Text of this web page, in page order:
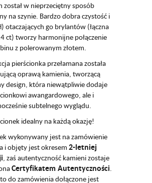
został w nieprzeciętny sposób
na szynie. Bardzo dobra czystość i
otaczających go brylantów (łączna
ct) tworzy harmonijne połączenie
z polerowanym złotem.
pierścionka przełamana została
oprawą kamienia, tworzącą
design, która niewątpliwie dodaje
awangardowego, ale i
subtelnego wyglądu.
idealny na każdą okazję!
wykonywany jest na zamówienie
i objęty jest okresem 2-letniej
, zaś autentyczność kamieni zostaje
Certyfikatem Autentyczności.
do zamówienia dołączone jest